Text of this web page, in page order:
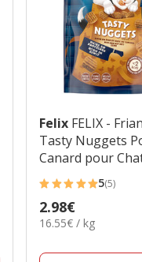
Felix FELIX -
Tasty Nuggets
Canard pour
180g
5
étoiles
avec
5
5(5)
Prix
2.98€
2.98€
16.55€
Kg
16.55€ / kg